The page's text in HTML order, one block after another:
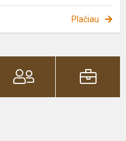
Plačiau